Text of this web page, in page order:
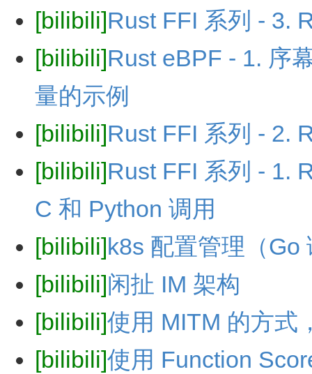
[bilibili]Rust FFI 系列 - 3.
[bilibili]Rust eBPF - 1. 序
量的示例
[bilibili]Rust FFI 系列 - 2.
[bilibili]Rust FFI 系列 - 1.
C 和 Python 调用
[bilibili] k8s 配置管理（Go
[bilibili]闲扯 IM 架构
[bilibili]使用 MITM 的方式
[bilibili]使用 Function